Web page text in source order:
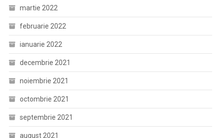
martie 2022
februarie 2022
ianuarie 2022
decembrie 2021
noiembrie 2021
octombrie 2021
septembrie 2021
august 2021